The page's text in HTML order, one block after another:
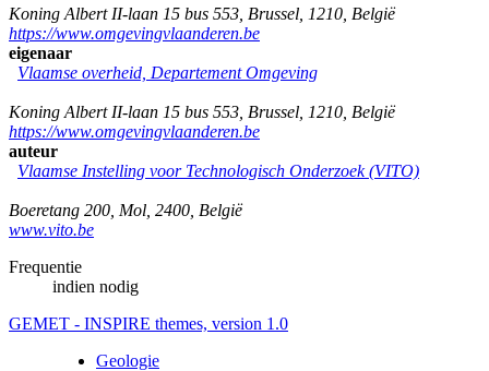
Koning Albert II-laan 15 bus 553 Brussel 1210 België
https://www.omgevingvlaanderen.be
eigenaar
Vlaamse overheid, Departement Omgeving
Koning Albert II-laan 15 bus 553 Brussel 1210 België
https://www.omgevingvlaanderen.be
auteur
Vlaamse Instelling voor Technologisch Onderzoek (VITO)
Boeretang 200 Mol 2400 België
www.vito.be
Frequentie
indien nodig
GEMET - INSPIRE themes, version 1.0
Geologie